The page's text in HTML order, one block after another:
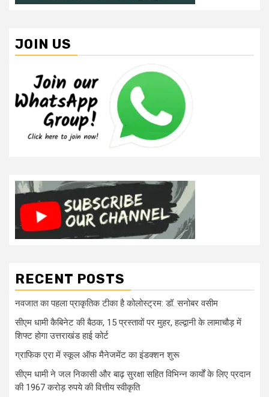
JOIN US
RECENT POSTS
नवजात का पहला प्राकृतिक टीका है कोलोस्ट्रम: डॉ. सनोबर वसीम
सीएम धामी कैबिनेट की बैठक, 15 प्रस्तावों पर मुहर, हल्द्वानी के लामाचौड़ में
शिफ्ट होगा उत्तराखंड हाई कोर्ट
ग्राफिक एरा में स्कूल ऑफ मैनेजमेंट का इंडक्शन शुरू
सीएम धामी ने जल निकासी और बाढ़ सुरक्षा सहित विभिन्न कार्यों के लिए प्रदान
की 1967 करोड़ रुपये की वित्तीय स्वीकृति